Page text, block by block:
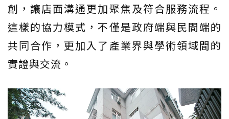
創，讓店面溝通更加聚焦及符合服務流程。
這樣的協力模式，不僅是政府端與民間端的
共同合作，更加入了產業界與學術領域間的
實證與交流。